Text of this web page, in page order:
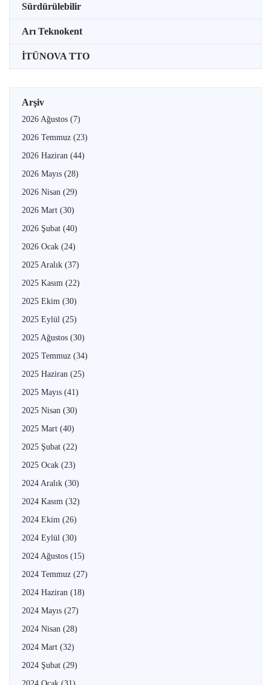
Sürdürülebilir
Arı Teknokent
İTÜNOVA TTO
Arşiv
2026 Ağustos (7)
2026 Temmuz (23)
2026 Haziran (44)
2026 Mayıs (28)
2026 Nisan (29)
2026 Mart (30)
2026 Şubat (40)
2026 Ocak (24)
2025 Aralık (37)
2025 Kasım (22)
2025 Ekim (30)
2025 Eylül (25)
2025 Ağustos (30)
2025 Temmuz (34)
2025 Haziran (25)
2025 Mayıs (41)
2025 Nisan (30)
2025 Mart (40)
2025 Şubat (22)
2025 Ocak (23)
2024 Aralık (30)
2024 Kasım (32)
2024 Ekim (26)
2024 Eylül (30)
2024 Ağustos (15)
2024 Temmuz (27)
2024 Haziran (18)
2024 Mayıs (27)
2024 Nisan (28)
2024 Mart (32)
2024 Şubat (29)